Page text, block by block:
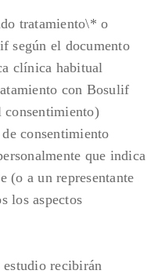
tratamiento\* o
según el documento
clínica habitual
con Bosulif
consentimiento)
consentimiento
que indica
(o a un representante
los aspectos
estudio recibirán